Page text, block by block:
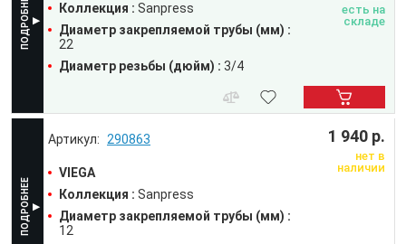
290863
VIEGA
Коллекция : Sanpress
Диаметр закрепляемой трубы (мм) :
12
1 940 р.
нет в
наличии
Коллекция : Sanpress
Диаметр закрепляемой трубы (мм) :
22
Диаметр резьбы (дюйм) : 3/4
есть на
складе